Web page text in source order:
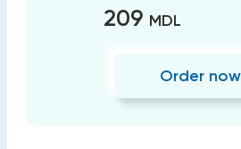
209 MDL
Order now